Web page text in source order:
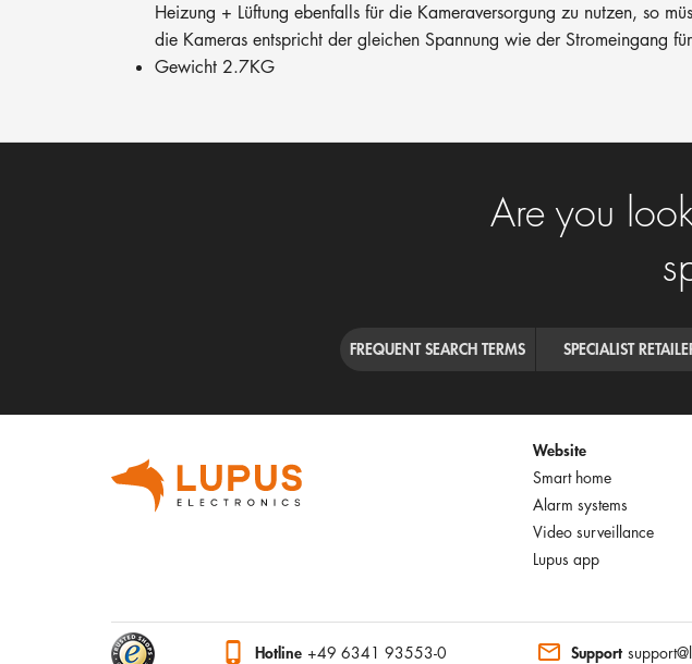
Heizung + Lüftung ebenfalls für die Kameraversorgung zu nutzen, so
die Kameras entspricht der gleichen Spannung wie der Stromeingang
Gewicht 2.7KG
Are you
FREQUENT SEARCH TERMS SPECIALIST
Website
Smart home
Alarm systems
Video surveillance
Lupus app
Hotline +49 6341 93553-0 Support